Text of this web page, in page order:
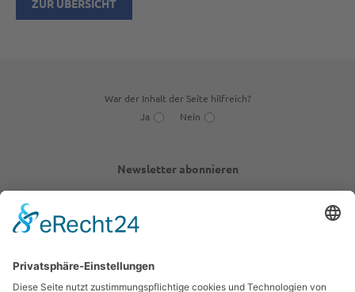
ZUR ÜBERSICHT
War der Inhalt der Seite hilfreich?
Ja
Nein
Newsletter abonnieren